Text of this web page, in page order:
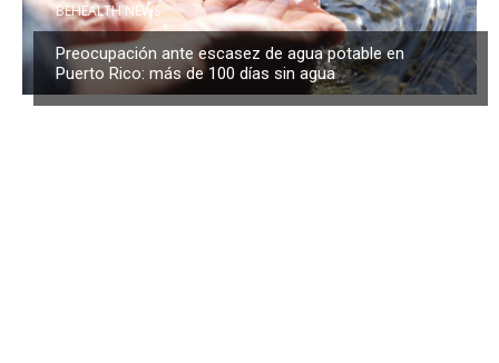
BEHEALTH NEWS
Preocupación ante escasez de agua potable en
Puerto Rico: más de 100 días sin agua